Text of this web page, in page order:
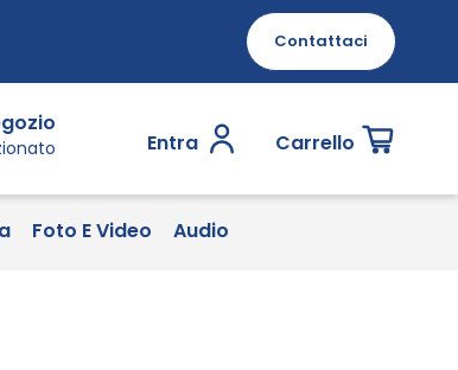
Contattaci
Entra Carrello
Foto E Video Audio